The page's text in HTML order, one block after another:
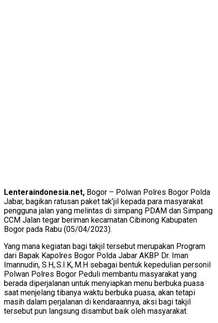
Lenteraindonesia.net, Bogor – Polwan Polres Bogor Polda
Jabar, bagikan ratusan paket tak’jil kepada para masyarakat
pengguna jalan yang melintas di simpang PDAM dan Simpang
CCM Jalan tegar beriman kecamatan Cibinong Kabupaten
Bogor pada Rabu (05/04/2023).
Yang mana kegiatan bagi takjil tersebut merupakan Program
dari Bapak Kapolres Bogor Polda Jabar AKBP Dr. Iman
Imannudin, S.H,.S.I.K,.M.H sebagai bentuk kepedulian personil
Polwan Polres Bogor Peduli membantu masyarakat yang
berada diperjalanan untuk menyiapkan menu berbuka puasa
saat menjelang tibanya waktu berbuka puasa, akan tetapi
masih dalam perjalanan di kendaraannya, aksi bagi takjil
tersebut pun langsung disambut baik oleh masyarakat.